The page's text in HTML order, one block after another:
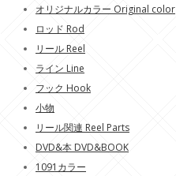
オリジナルカラー Original color
ロッド Rod
リール Reel
ライン Line
フック Hook
小物
リール関連 Reel Parts
DVD&本 DVD&BOOK
1091カラー